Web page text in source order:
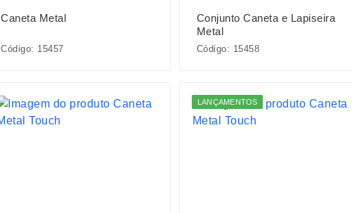
Caneta Metal
Código: 15457
Conjunto Caneta e Lapiseira
Metal
Código: 15458
LANÇAMENTOS